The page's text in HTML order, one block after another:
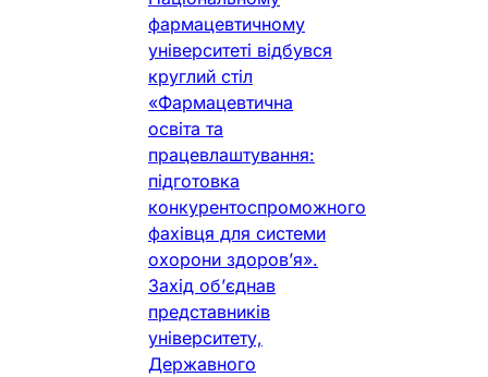
фармацевтичному
університеті відбувся
круглий стіл
«Фармацевтична
освіта та
працевлаштування:
підготовка
конкурентоспроможного
фахівця для системи
охорони здоров’я».
Захід об’єднав
представників
університету,
Державного